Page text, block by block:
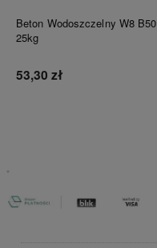
Beton Wodoszczelny W8 B50
25kg
53,30 zł